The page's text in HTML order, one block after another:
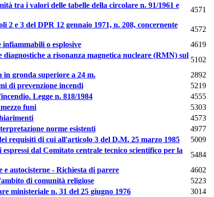
tra i valori delle tabelle della circolare n. 91/1961 e
4571
e 3 del DPR 12 gennaio 1971, n. 208, concernente
4572
o esplosive
4619
a risonanza magnetica nucleare (RMN) sul
5102
in gronda superiore a 24 m.
2892
di prevenzione incendi
5219
Legge n. 818/1984
4555
funi
5303
4573
norme esistenti
4977
requisiti di cui all'articolo 3 del D.M. 25 marzo 1985
5009
dal Comitato centrale tecnico scientifico per la
5484
autocisterne - Richiesta di parere
4602
di comunità religiose
5223
ministeriale n. 31 del 25 giugno 1976
3014